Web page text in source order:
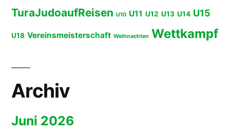
TuraJudoaufReisen U10 U11 U12 U13 U14 U15
U18 Vereinsmeisterschaft Weihnachten Wettkampf
Archiv
Juni 2026